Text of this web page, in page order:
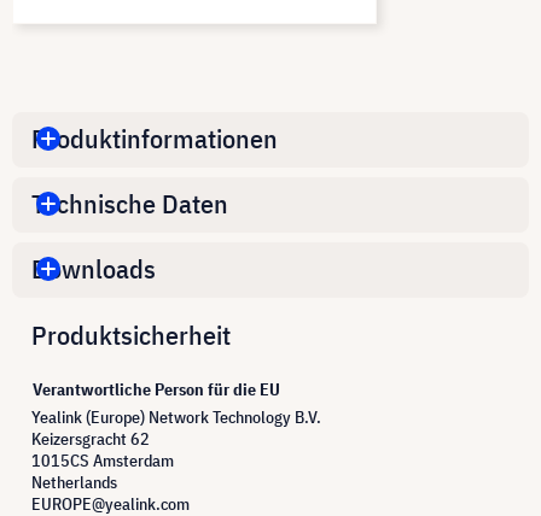
Produktinformationen
Technische Daten
Downloads
Produktsicherheit
Verantwortliche Person für die EU
Yealink (Europe) Network Technology B.V.
Keizersgracht 62
1015CS Amsterdam
Netherlands
EUROPE@yealink.com